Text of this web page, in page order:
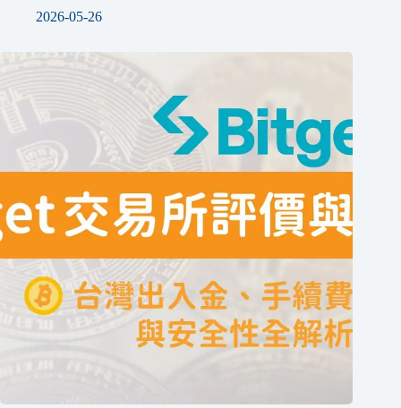
2026-05-26